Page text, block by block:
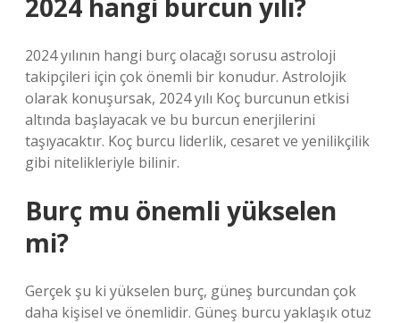
2024 hangi burcun yılı?
2024 yılının hangi burç olacağı sorusu astroloji
takipçileri için çok önemli bir konudur. Astrolojik
olarak konuşursak, 2024 yılı Koç burcunun etkisi
altında başlayacak ve bu burcun enerjilerini
taşıyacaktır. Koç burcu liderlik, cesaret ve yenilikçilik
gibi nitelikleriyle bilinir.
Burç mu önemli yükselen
mi?
Gerçek şu ki yükselen burç, güneş burcundan çok
daha kişisel ve önemlidir. Güneş burcu yaklaşık otuz